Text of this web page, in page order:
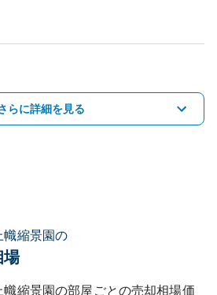
らに詳細を見る
縮景園の
場
縮景園の部屋ごとの売却相場価